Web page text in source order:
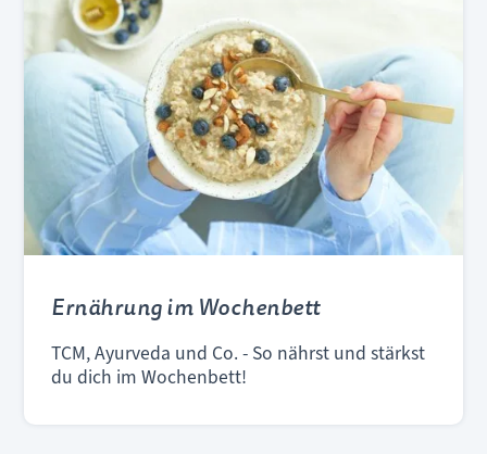
Ernährung im Wochenbett
TCM, Ayurveda und Co. - So nährst und stärkst
du dich im Wochenbett!